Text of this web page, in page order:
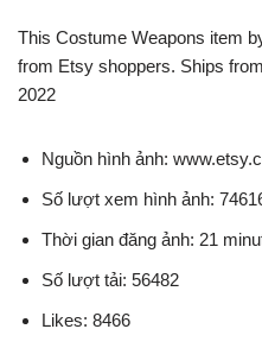
This Costume Weapons item
from Etsy shoppers. Ships
2022
Nguồn hình ảnh:
Số lượt xem hình ảnh:
Thời gian đăng ảnh: 21
Số lượt tải: 56482
Likes: 8466